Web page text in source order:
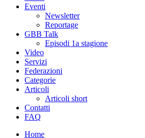
Eventi
Newsletter
Reportage
GBB Talk
Episodi 1a stagione
Video
Servizi
Federazioni
Categorie
Articoli
Articoli short
Contatti
FAQ
Home